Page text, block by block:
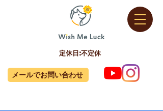
定休日:不定休
メールでお問い合わせ